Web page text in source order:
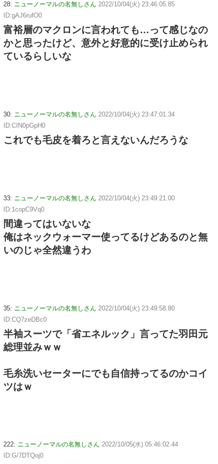
28: ニューノーマルの名無しさん 2022/10/04(火) 23:46:05.85
ID:gAJ6rufO0
富裕層のマクロンに言われても…って感じなの
かと思ったけど、意外と好意的に受け止められ
ているらしいな
30: ニューノーマルの名無しさん 2022/10/04(火) 23:47:01.34
ID:CIN0pGpH0
これでも毛皮を着ろと言えないんだろうな
33: ニューノーマルの名無しさん 2022/10/04(火) 23:49:21.00
ID:1copC9Vq0
間違ってはいないな
俺はネックウォーマー使ってるけどあるのと無
いのじゃ全然違うわ
35: ニューノーマルの名無しさん 2022/10/04(火) 23:49:58.80
ID:CQ7zeDBc0
半袖スーツで「省エネルック」言ってた羽田元
総理並みｗｗ
毛糸洗いセーターにでも自信持ってるのかコイ
ツはｗ
222: ニューノーマルの名無しさん 2022/10/05(水) 05:46:02.44
ID:G/7DTQoj0